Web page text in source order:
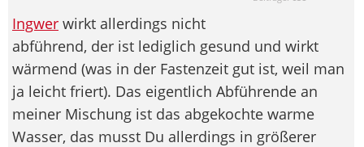
Ingwer wirkt allerdings nicht
abführend, der ist lediglich gesund und wirkt
wärmend (was in der Fastenzeit gut ist, weil man
ja leicht friert). Das eigentlich Abführende an
meiner Mischung ist das abgekochte warme
Wasser, das musst Du allerdings in größerer